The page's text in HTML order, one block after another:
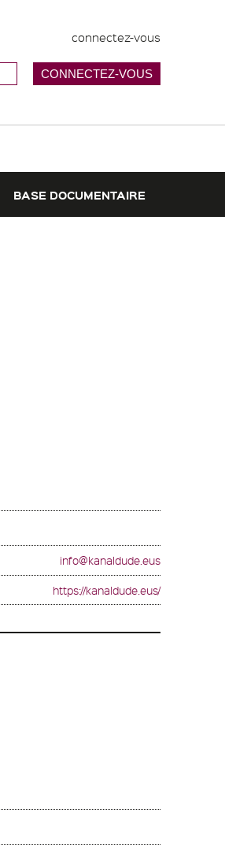
connectez-vous
BASE DOCUMENTAIRE
info@kanaldude.eus
https://kanaldude.eus/